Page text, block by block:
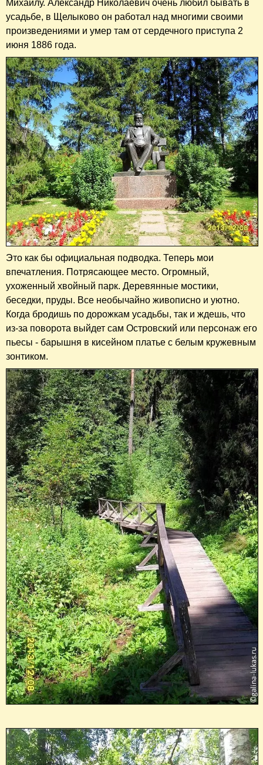
Михаилу. Александр Николаевич очень любил бывать в
усадьбе, в Щелыково он работал над многими своими
произведениями и умер там от сердечного приступа 2
июня 1886 года.
Это как бы официальная подводка. Теперь мои
впечатления. Потрясающее место. Огромный,
ухоженный хвойный парк. Деревянные мостики,
беседки, пруды. Все необычайно живописно и уютно.
Когда бродишь по дорожкам усадьбы, так и ждешь, что
из-за поворота выйдет сам Островский или персонаж его
пьесы - барышня в кисейном платье с белым кружевным
зонтиком.